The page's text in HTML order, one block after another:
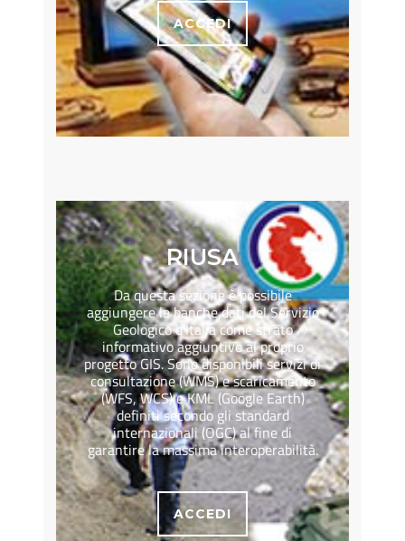
ACCEDI
RIUSA
Da questa sezione è possibile
aggiungere le banche dati del Servizio
Geologico d’Italia come strato
informativo aggiuntivo al proprio
progetto GIS. Sono disponibili servizi di
consultazione (WMS) e scaricamento
(WFS, WCS) e KML (Google Earth)
definiti secondo gli standard
internazionali (OGC) al fine di
garantire la massima interoperabilità.
ACCEDI